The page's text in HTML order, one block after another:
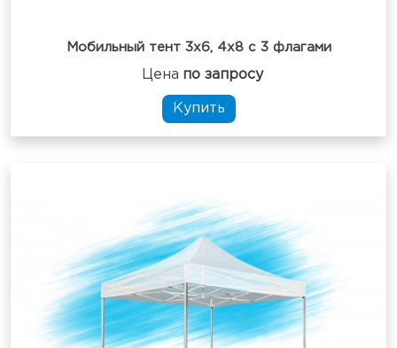
Мобильный тент 3х6, 4х8 с 3 флагами
Цена по запросу
Купить